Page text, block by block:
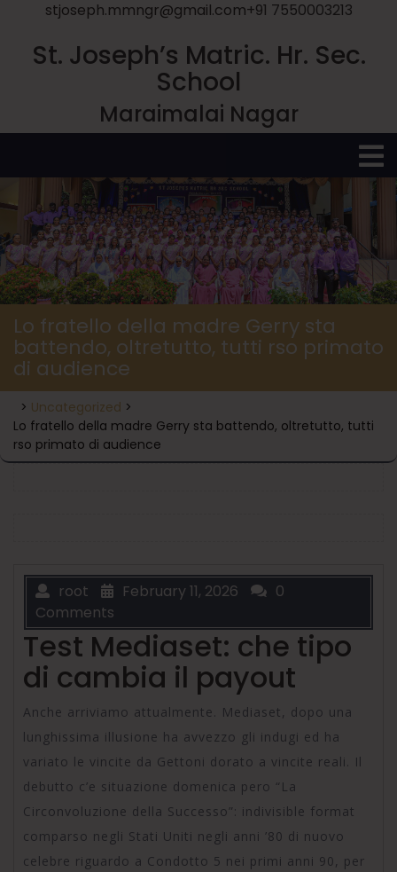
stjoseph.mmngr@gmail.com+91 7550003213
St. Joseph’s Matric. Hr. Sec.
School
Maraimalai Nagar
Lo fratello della madre Gerry sta
battendo, oltretutto, tutti rso primato
di audience
> Uncategorized >
Lo fratello della madre Gerry sta battendo, oltretutto, tutti
rso primato di audience
root February 11, 2026
0
Comments
Test Mediaset: che tipo
di cambia il payout
Anche arriviamo attualmente. Mediaset, dopo una
lunghissima illusione ha avvezzo gli indugi ed ha
variato le vincite da Gettoni dorato a vincite reali. Il
debutto c’e situazione domenica pero “La
Circonvoluzione della Successo”: indivisible format
comparso negli Stati Uniti negli anni ’80 di nuovo
celebre riguardo a Condotto 5 nei primi anni 90, per